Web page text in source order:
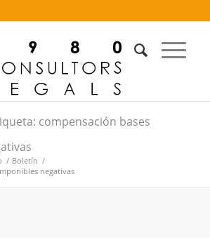
compensación bases
/ Boletín /
negativas